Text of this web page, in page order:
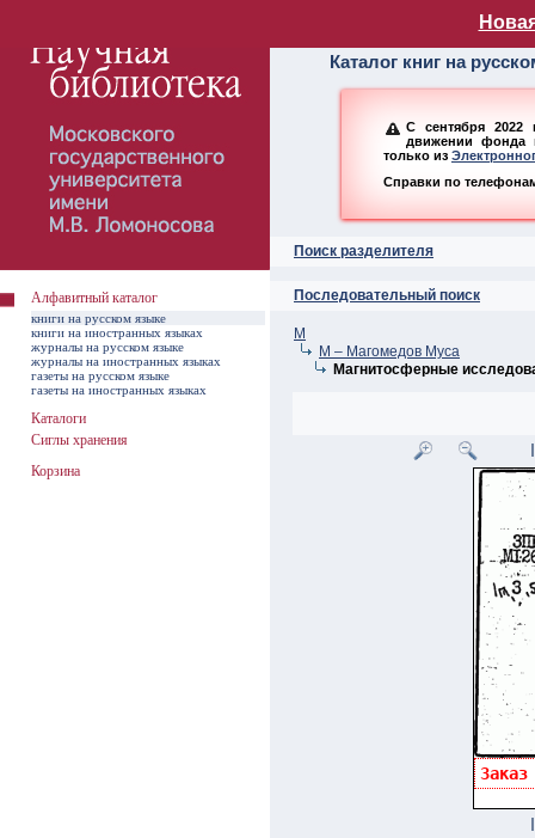
Алфавитный
Каталог книг на
С сентября 2022
движении фонда
только из
Справки по
Поиск разделителя
Последовательный поиск
М
М – Магомедов Муса
Магнитосферные
Алфавитный каталог
книги на русском языке
книги на иностранных языках
журналы на русском языке
журналы на иностранных языках
газеты на русском языке
газеты на иностранных языках
Каталоги
Сиглы хранения
Корзина